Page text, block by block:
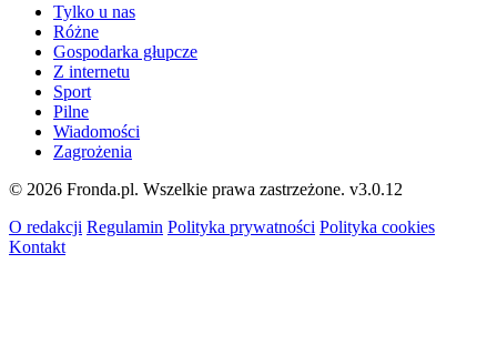
Tylko u nas
Różne
Gospodarka głupcze
Z internetu
Sport
Pilne
Wiadomości
Zagrożenia
© 2026 Fronda.pl. Wszelkie prawa zastrzeżone. v3.0.12
O redakcji Regulamin Polityka prywatności Polityka cookies
Kontakt